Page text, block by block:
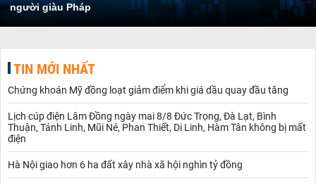
người giàu Pháp
TIN MỚI NHẤT
Chứng khoán Mỹ đồng loạt giảm điểm khi giá dầu quay đầu tăng
Lịch cúp điện Lâm Đồng ngày mai 8/8 Đức Trọng, Đà Lạt, Bình
Thuận, Tánh Linh, Mũi Né, Phan Thiết, Di Linh, Hàm Tân không bị mất
điện
Hà Nội giao hơn 6 ha đất xây nhà xã hội nghìn tỷ đồng